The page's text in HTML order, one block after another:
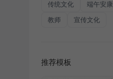
传统文化 端午安康
教师 宣传文化
推荐模板